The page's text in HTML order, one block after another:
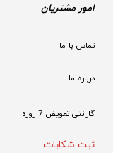
امور مشتریان
تماس با ما
درباره ما
گارانتی تعویض 7 روزه
ثبت شکایات